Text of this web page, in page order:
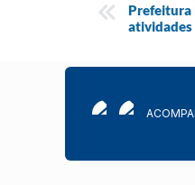
Prefeitura